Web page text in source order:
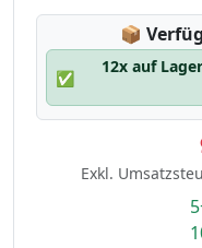
📦
✅
12x auf
Exkl.